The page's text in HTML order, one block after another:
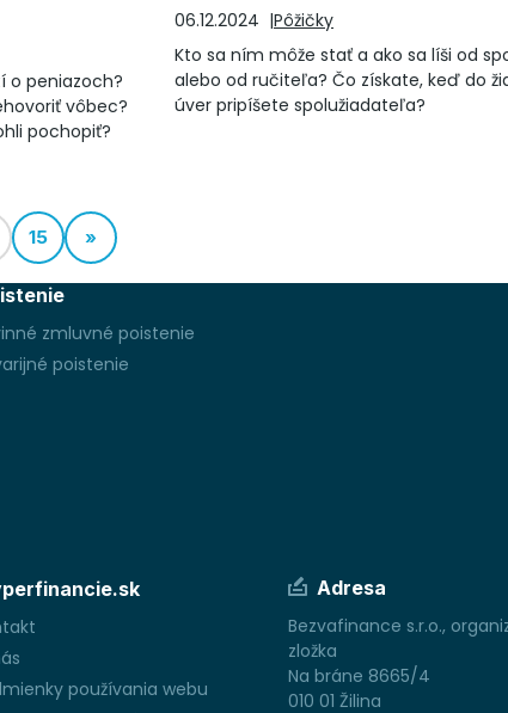
o peniazoch?
vôbec?
pochopiť?
06.12.2024
Pôžičky
Kto sa ním môže stať a ako sa líši od
alebo od ručiteľa? Čo získate, keď do
úver pripíšete spolužiadateľa?
15 »
zmluvné poistenie
poistenie
používania webu
Adresa
Bezvafinance s.r.o.,
zložka
Na bráne 8665/4
010 01 Žilina